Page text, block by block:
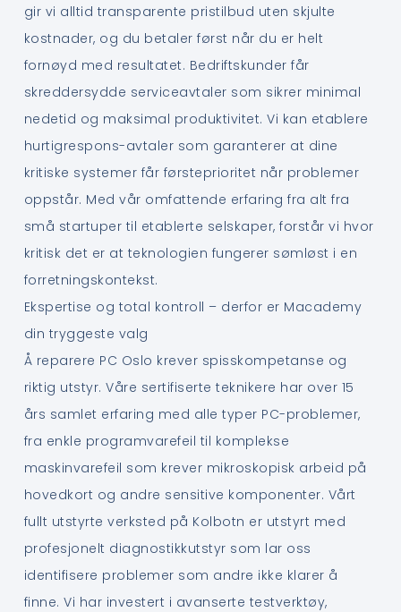
gir vi alltid transparente pristilbud uten skjulte
kostnader, og du betaler først når du er helt
fornøyd med resultatet. Bedriftskunder får
skreddersydde serviceavtaler som sikrer minimal
nedetid og maksimal produktivitet. Vi kan etablere
hurtigrespons-avtaler som garanterer at dine
kritiske systemer får førsteprioritet når problemer
oppstår. Med vår omfattende erfaring fra alt fra
små startuper til etablerte selskaper, forstår vi hvor
kritisk det er at teknologien fungerer sømløst i en
forretningskontekst.
Ekspertise og total kontroll – derfor er Macademy
din tryggeste valg
Å reparere PC Oslo krever spisskompetanse og
riktig utstyr. Våre sertifiserte teknikere har over 15
års samlet erfaring med alle typer PC-problemer,
fra enkle programvarefeil til komplekse
maskinvarefeil som krever mikroskopisk arbeid på
hovedkort og andre sensitive komponenter. Vårt
fullt utstyrte verksted på Kolbotn er utstyrt med
profesjonelt diagnostikkutstyr som lar oss
identifisere problemer som andre ikke klarer å
finne. Vi har investert i avanserte testverktøy,